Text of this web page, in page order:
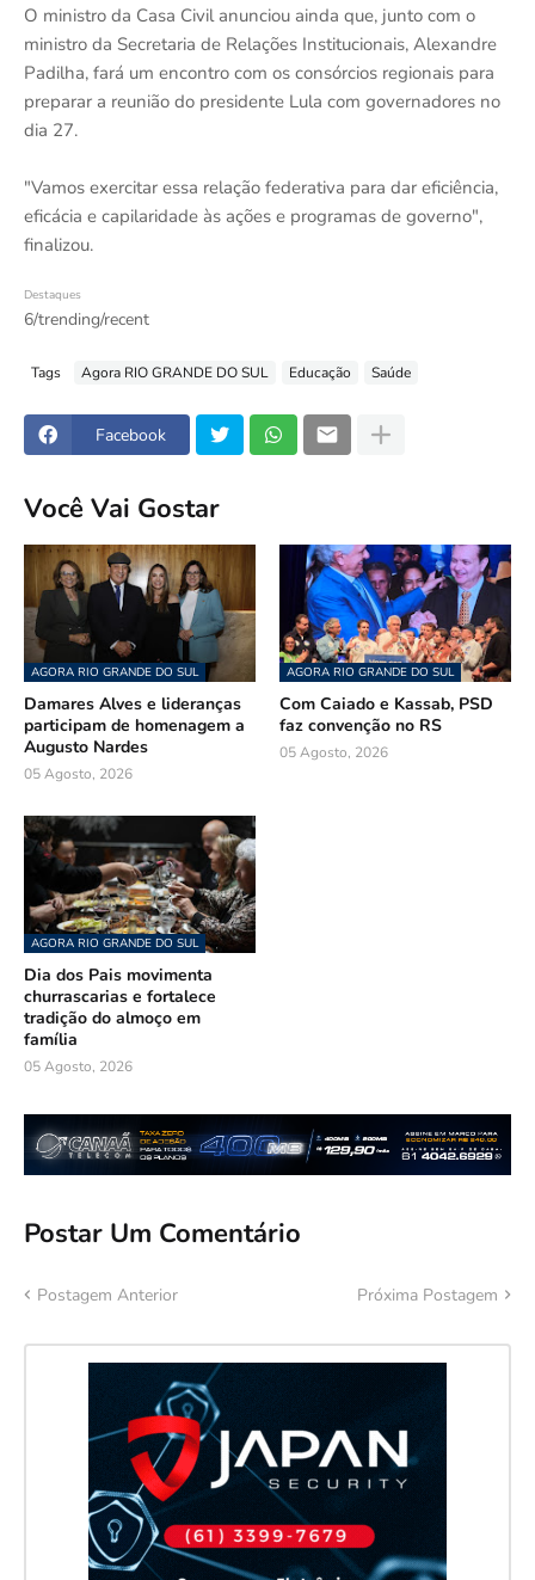
O ministro da Casa Civil anunciou ainda que, junto com o
ministro da Secretaria de Relações Institucionais, Alexandre
Padilha, fará um encontro com os consórcios regionais para
preparar a reunião do presidente Lula com governadores no
dia 27.
"Vamos exercitar essa relação federativa para dar eficiência,
eficácia e capilaridade às ações e programas de governo",
finalizou.
Destaques
6/trending/recent
Tags Agora RIO GRANDE DO SUL Educação Saúde
Facebook
Você Vai Gostar
AGORA RIO GRANDE DO SUL
Damares Alves e lideranças
participam de homenagem a
Augusto Nardes
05 Agosto, 2026
AGORA RIO GRANDE DO SUL
Com Caiado e Kassab, PSD
faz convenção no RS
05 Agosto, 2026
AGORA RIO GRANDE DO SUL
Dia dos Pais movimenta
churrascarias e fortalece
tradição do almoço em
família
05 Agosto, 2026
Postar Um Comentário
Postagem Anterior Próxima Postagem